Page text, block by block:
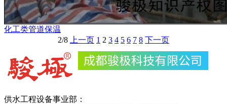
化工类管道保温
2/8
上一页 1 2 3 4 5 6 7 8 下一页
供水工程设备事业部：